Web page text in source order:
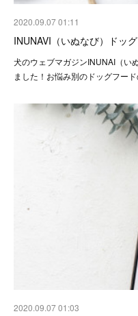
2020.09.07 01:11
INUNAVI（いぬなび）ドッ
犬のウェブマガジンINUNAI（い
ました！お悩み別のドッグフー
2020.09.07 01:03